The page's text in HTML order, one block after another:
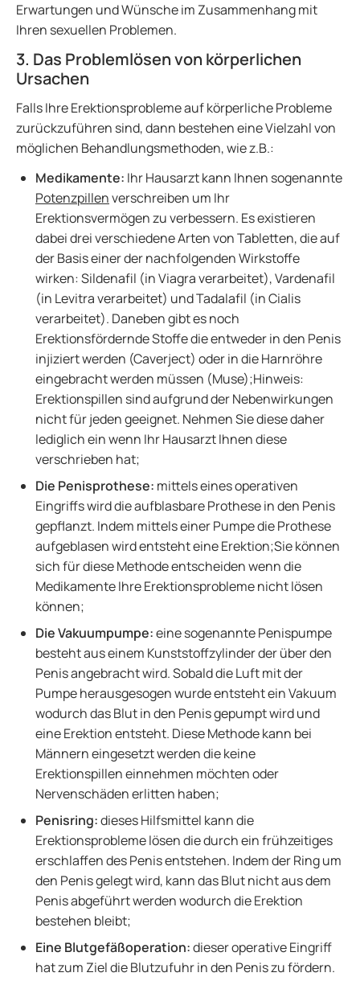
Erwartungen und Wünsche im Zusammenhang mit
Ihren sexuellen Problemen.
3. Das Problemlösen von körperlichen
Ursachen
Falls Ihre Erektionsprobleme auf körperliche Probleme
zurückzuführen sind, dann bestehen eine Vielzahl von
möglichen Behandlungsmethoden, wie z.B.:
Medikamente: Ihr Hausarzt kann Ihnen sogenannte
Potenzpillenverschreiben um Ihr
Erektionsvermögen zu verbessern. Es existieren
dabei drei verschiedene Arten von Tabletten, die auf
der Basis einer der nachfolgenden Wirkstoffe
wirken: Sildenafil (in Viagra verarbeitet), Vardenafil
(in Levitra verarbeitet) und Tadalafil (in Cialis
verarbeitet). Daneben gibt es noch
Erektionsfördernde Stoffe die entweder in den Penis
injiziert werden (Caverject) oder in die Harnröhre
eingebracht werden müssen (Muse);Hinweis:
Erektionspillen sind aufgrund der Nebenwirkungen
nicht für jeden geeignet. Nehmen Sie diese daher
lediglich ein wenn Ihr Hausarzt Ihnen diese
verschrieben hat;
Die Penisprothese: mittels eines operativen
Eingriffs wird die aufblasbare Prothese in den Penis
gepflanzt. Indem mittels einer Pumpe die Prothese
aufgeblasen wird entsteht eine Erektion;Sie können
sich für diese Methode entscheiden wenn die
Medikamente Ihre Erektionsprobleme nicht lösen
können;
Die Vakuumpumpe:eine sogenannte Penispumpe
besteht aus einem Kunststoffzylinder der über den
Penis angebracht wird. Sobald die Luft mit der
Pumpe herausgesogen wurde entsteht ein Vakuum
wodurch das Blut in den Penis gepumpt wird und
eine Erektion entsteht. Diese Methode kann bei
Männern eingesetzt werden die keine
Erektionspillen einnehmen möchten oder
Nervenschäden erlitten haben;
Penisring:dieses Hilfsmittel kann die
Erektionsprobleme lösen die durch ein frühzeitiges
erschlaffen des Penis entstehen. Indem der Ring um
den Penis gelegt wird, kann das Blut nicht aus dem
Penis abgeführt werden wodurch die Erektion
bestehen bleibt;
Eine Blutgefäßoperation:dieser operative Eingriff
hat zum Ziel die Blutzufuhr in den Penis zu fördern.